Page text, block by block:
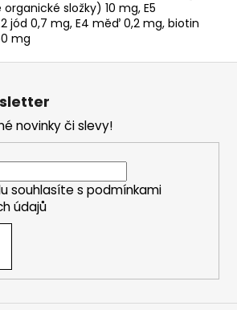
složky) 10 mg, E5
jód 0,7 mg, E4 měď 0,2 mg, biotin
mg
novinky či slevy!
souhlasíte s podmínkami
údajů